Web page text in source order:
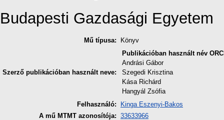
Budapesti Gazdasági Egyetem
Mű típusa: Könyv
Szerző publikációban használt neve:
Publikációban használt név
Andrási Gábor
Szegedi Krisztina
Kása Richárd
Hangyál Zsófia
Felhasználó:
Kinga Eszenyi-Bakos
A mű MTMT azonosítója: 33633966